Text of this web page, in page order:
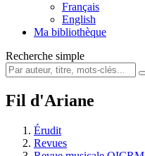
Français
English
Ma bibliothèque
Recherche simple
Fil d'Ariane
Érudit
Revues